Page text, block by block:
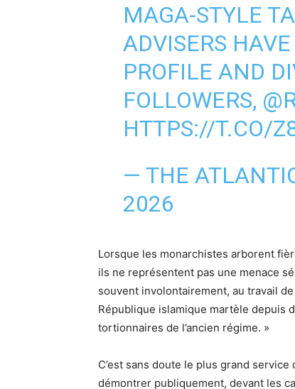
MAGA-STYLE
ADVISERS
PROFILE AND
FOLLOWERS,
HTTPS://T.CO/
— THE
2026
Lorsque les monarchistes arborent
ils ne représentent pas une menace
souvent involontairement, au travail
République islamique martèle depuis
tortionnaires de l’ancien régime. »
C’est sans doute le plus grand
démontrer publiquement, devant les